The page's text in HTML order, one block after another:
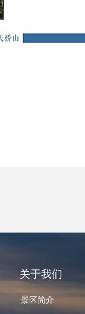
关于我们
景区简介